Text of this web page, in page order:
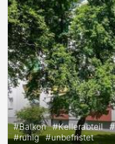
#Balkon #Kellerabteil #
#ruhig #unbefristet